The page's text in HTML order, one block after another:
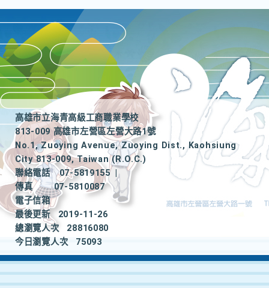
高雄市立海青高級工商職業學校
813-009 高雄市左營區左營大路1號
No.1, Zuoying Avenue, Zuoying Dist., Kaohsiung
City 813-009, Taiwan (R.O.C.)
聯絡電話
07-5819155
|
傳真
07-5810087
電子信箱
最後更新
2019-11-26
總瀏覽人次
28816080
今日瀏覽人次
75093